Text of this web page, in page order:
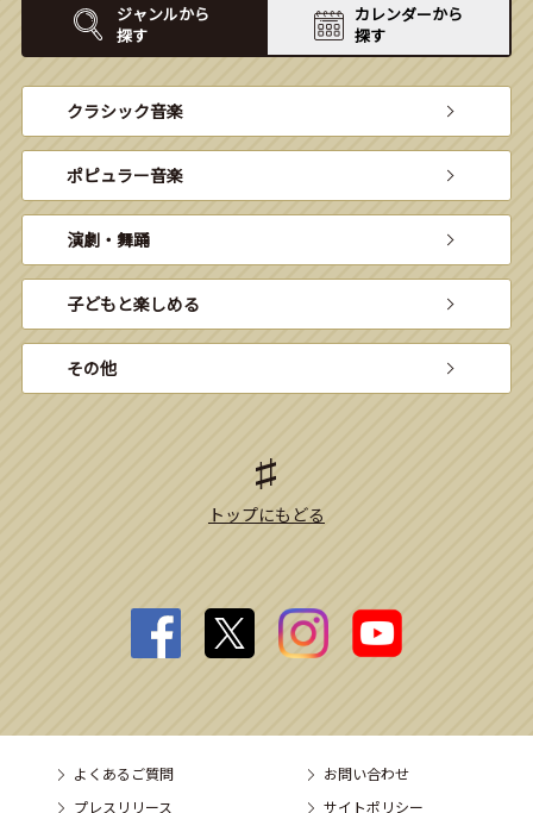
ジャンルから
探す
カレンダーから
探す
クラシック音楽
ポピュラー音楽
演劇・舞踊
子どもと楽しめる
その他
トップにもどる
よくあるご質問
お問い合わせ
プレスリリース
サイトポリシー